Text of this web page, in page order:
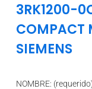
3RK1200-
COMPACT
SIEMENS
NOMBRE: